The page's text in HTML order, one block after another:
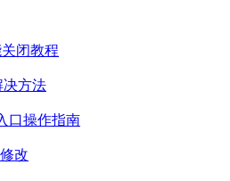
闭教程
决方法
口操作指南
改